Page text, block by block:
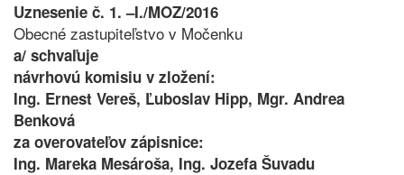
Uznesenie č. 1. –I./MOZ/2016
Obecné zastupiteľstvo v Močenku
a/ schvaľuje
návrhovú komisiu v zložení:
Ing. Ernest Vereš, Ľuboslav Hipp, Mgr. Andrea
Benková
za overovateľov zápisnice:
Ing. Mareka Mesároša, Ing. Jozefa Šuvadu